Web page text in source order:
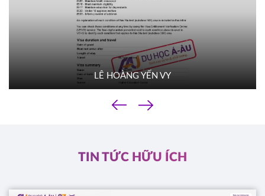
TROY UNIVERSITY
ĐĂNG KÝ
Mỹ TACOMA COMMUNITY COLLEGE
LÊ HOÀNG YẾN VY
‹
›
TIN TỨC HỮU ÍCH